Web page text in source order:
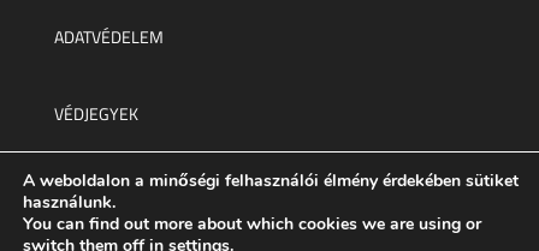
ADATVÉDELEM
VÉDJEGYEK
Minden jog fenntartva © 2025.
A weboldalon a minőségi felhasználói élmény érdekében sütiket
használunk.
You can find out more about which cookies we are using or
switch them off in settings.